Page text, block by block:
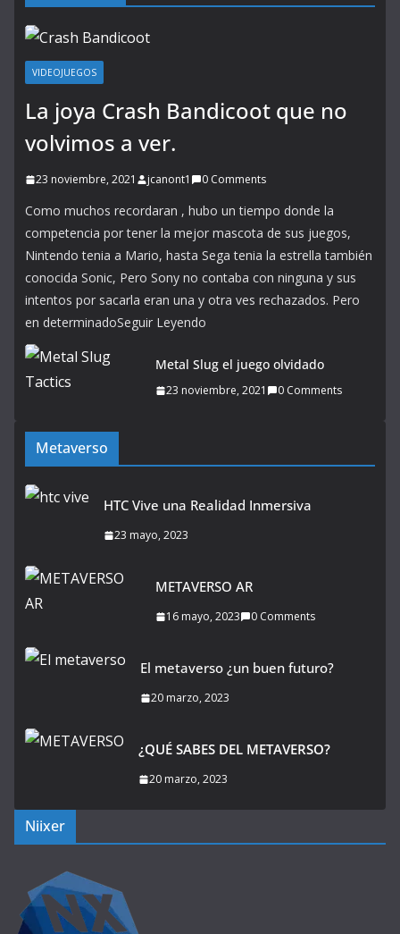
VIDEOJUEGOS
La joya Crash Bandicoot que no
volvimos a ver.
23 noviembre, 2021 jcanont1 0 Comments
Como muchos recordaran , hubo un tiempo donde la
competencia por tener la mejor mascota de sus juegos,
Nintendo tenia a Mario, hasta Sega tenia la estrella también
conocida Sonic, Pero Sony no contaba con ninguna y sus
intentos por sacarla eran una y otra ves rechazados. Pero
en determinadoSeguir Leyendo
Metal Slug el juego olvidado
23 noviembre, 2021 0 Comments
Metaverso
HTC Vive una Realidad Inmersiva
23 mayo, 2023
METAVERSO AR
16 mayo, 2023 0 Comments
El metaverso ¿un buen futuro?
20 marzo, 2023
¿QUÉ SABES DEL METAVERSO?
20 marzo, 2023
Niixer